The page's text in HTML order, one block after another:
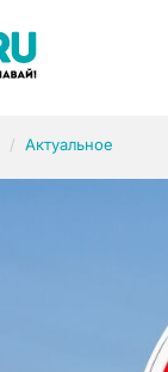
Актуальное